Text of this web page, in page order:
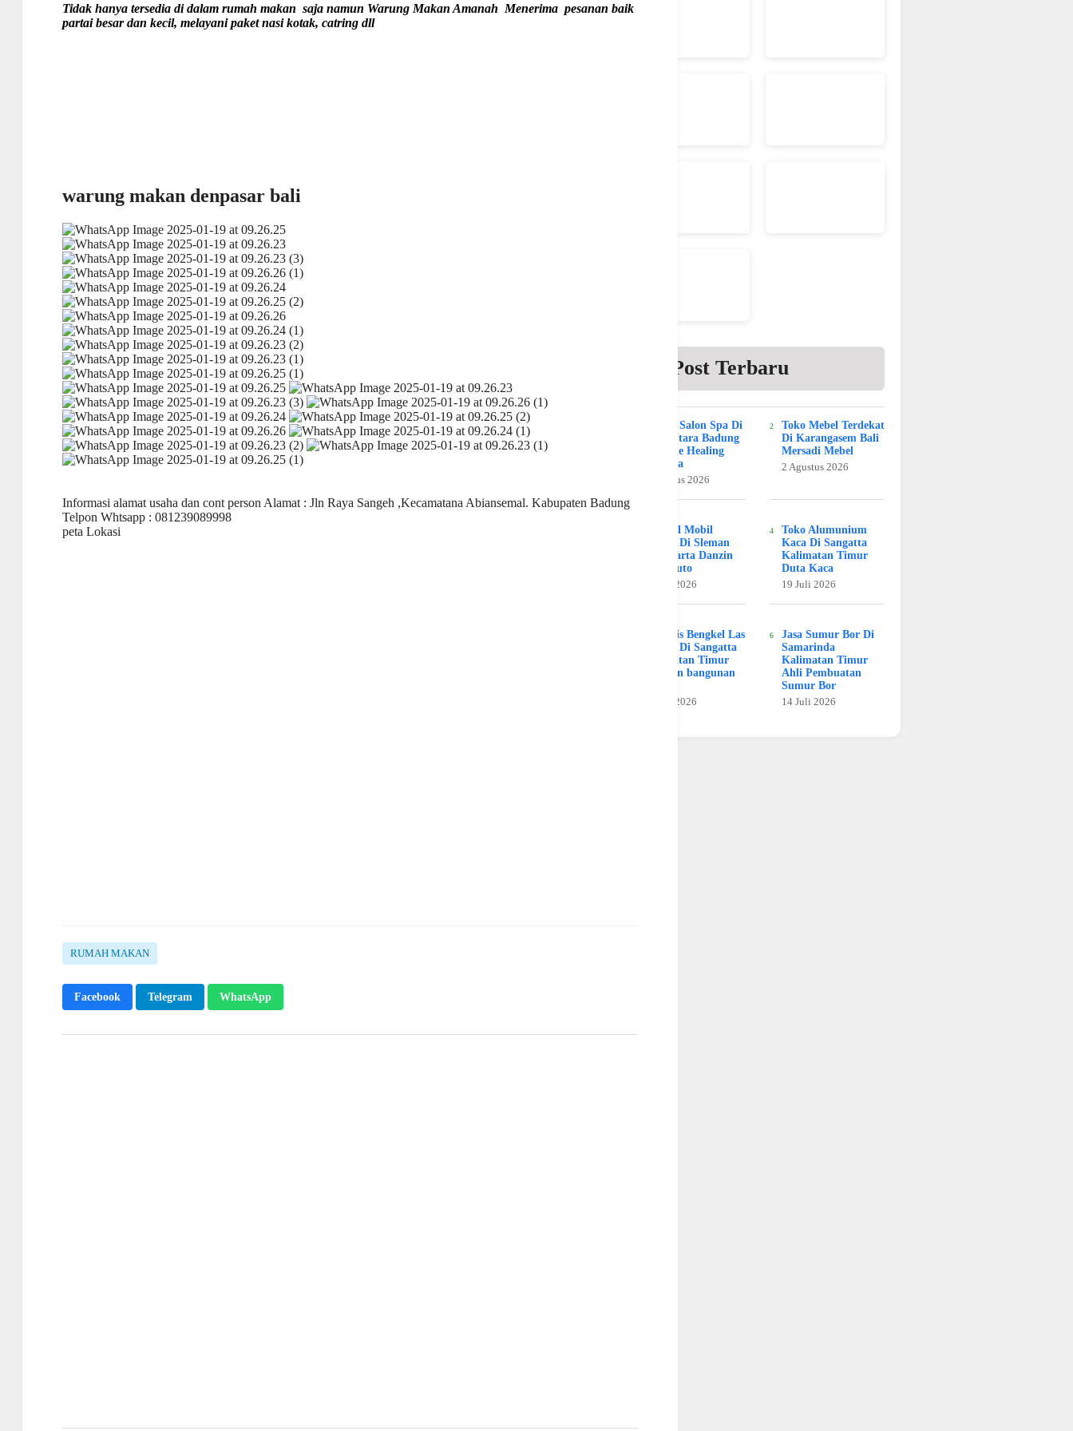
Tidak hanya tersedia di dalam rumah makan saja namun Warung Makan Amanah Menerima pesanan baik
partai besar dan kecil, melayani paket nasi kotak, catring dll
warung makan denpasar bali
Informasi alamat usaha dan cont person Alamat : Jln Raya Sangeh ,Kecamatana Abiansemal. Kabupaten Badung
Telpon Whtsapp : 081239089998
peta Lokasi
RUMAH MAKAN
Facebook Telegram WhatsApp
Post Terbaru
Beauty Salon Spa Di
Kuta Utara Badung
Bali The Healing
Day Spa
2 Agustus 2026
Toko Mebel Terdekat
Di Karangasem Bali
Mersadi Mebel
2 Agustus 2026
Bengkel Mobil
Umum Di Sleman
Jogjakarta Danzin
Benz Auto
31 Juli 2026
Toko Alumunium
Kaca Di Sangatta
Kalimatan Timur
Duta Kaca
19 Juli 2026
Spesialis Bengkel Las
Murah Di Sangatta
Kalimatan Timur
Hamran bangunan
19 Juli 2026
Jasa Sumur Bor Di
Samarinda
Kalimatan Timur
Ahli Pembuatan
Sumur Bor
14 Juli 2026